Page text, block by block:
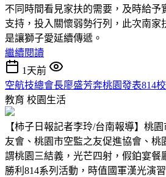
不同時間看見家扶的需要，及時給予
支持，投入關懷弱勢行列，此次南家
是讓獅子愛延續傳遞。
繼續閱讀
1天前
空航技總會長廖盛芳奔桃園發表814
教育 校園生活
【柿子日報記者李玲/台南報導】桃
友會、桃園市空監之友促進協會、桃
謂桃園三結義，光芒四射，假鉑宴餐
勝利814系列活動，時值國軍漢光演